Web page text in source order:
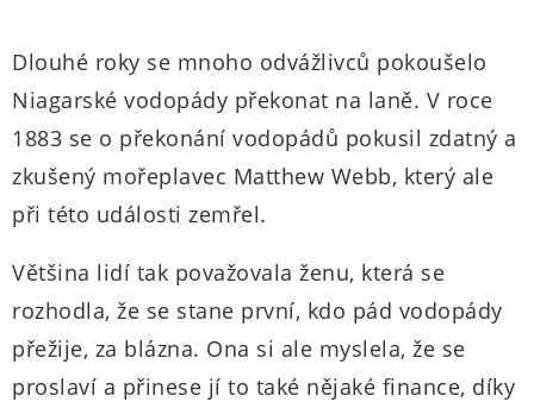
Dlouhé roky se mnoho odvážlivců pokoušelo
Niagarské vodopády překonat na laně. V roce
1883 se o překonání vodopádů pokusil zdatný a
zkušený mořeplavec Matthew Webb, který ale
při této události zemřel.
Většina lidí tak považovala ženu, která se
rozhodla, že se stane první, kdo pád vodopády
přežije, za blázna. Ona si ale myslela, že se
proslaví a přinese jí to také nějaké finance, díky